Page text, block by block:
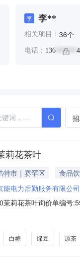
李 李**
相关项目： 36个
电话： 136******
莉花茶叶
特市｜赛罕区
食品
能电力后勤服务有限公司
莉花茶叶询价单编号
:内蒙古呼和浩特呼和
白糖 绿豆 凉茶